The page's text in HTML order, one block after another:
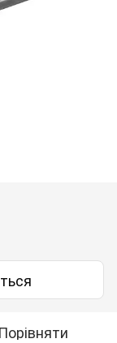
Порівняти